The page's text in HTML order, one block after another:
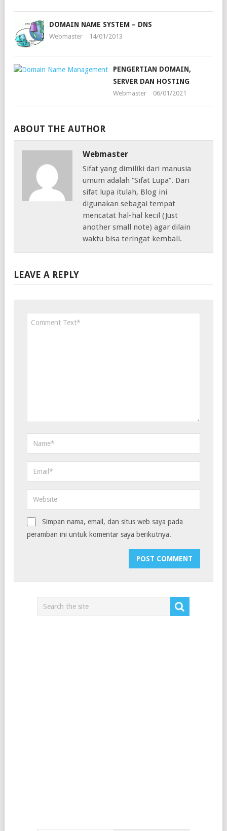
DOMAIN NAME SYSTEM – DNS
Webmaster 14/01/2013
PENGERTIAN DOMAIN,
SERVER DAN HOSTING
Webmaster 06/01/2021
ABOUT THE AUTHOR
Webmaster
Sifat yang dimiliki dari manusia
umum adalah “Sifat Lupa”. Dari
sifat lupa itulah, Blog ini
digunakan sebagai tempat
mencatat hal-hal kecil (Just
another small note) agar dilain
waktu bisa teringat kembali.
LEAVE A REPLY
Simpan nama, email, dan situs web saya pada
peramban ini untuk komentar saya berikutnya.